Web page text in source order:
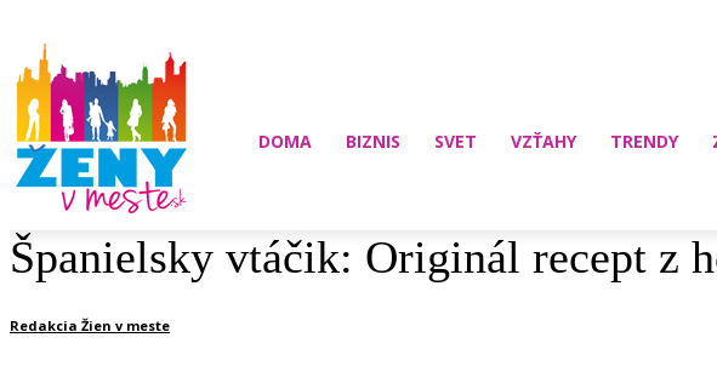
DOMA BIZNIS SVET VZŤAHY TRENDY
Španielsky vtáčik: Originál recept z
Redakcia Žien v meste